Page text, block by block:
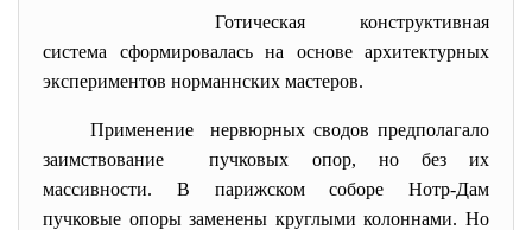
Готическая конструктивная
система сформировалась на основе архитектурных
экспериментов норманнских мастеров.
Применение нервюрных сводов предполагало
заимствование пучковых опор, но без их
массивности. В парижском соборе Нотр-Дам
пучковые опоры заменены круглыми колоннами. Но